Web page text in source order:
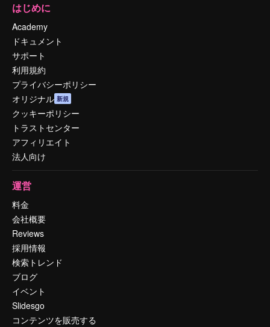
はじめに
Academy
ドキュメント
サポート
利用規約
プライバシーポリシー
オリジナル 新規
クッキーポリシー
トラストセンター
アフィリエイト
法人向け
運営
料金
会社概要
Reviews
採用情報
検索トレンド
ブログ
イベント
Slidesgo
コンテンツを販売する